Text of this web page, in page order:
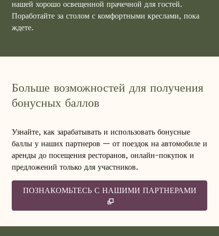
нашей хорошо освещенной прачечной для гостей.
Поработайте за столом с комфортными креслами, пока
ждете.
Больше возможностей для получения
бонусных баллов
Узнайте, как зарабатывать и использовать бонусные
баллы у наших партнеров — от поездок на автомобиле и
аренды до посещения ресторанов, онлайн-покупок и
предложений только для участников.
ПОЗНАКОМЬТЕСЬ С НАШИМИ ПАРТНЕРАМИ
,